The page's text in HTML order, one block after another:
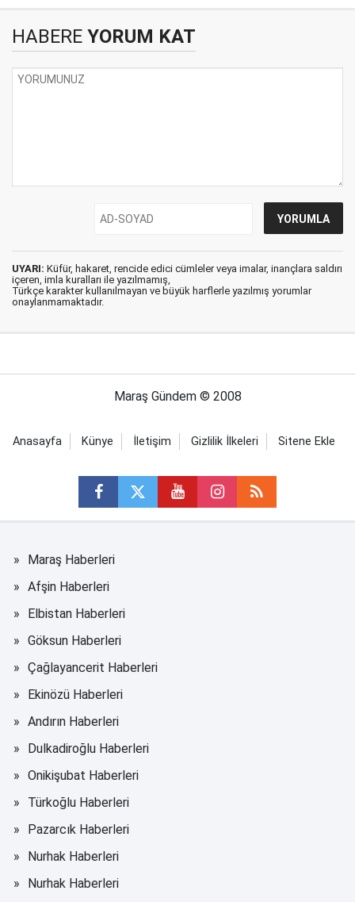
HABERE YORUM KAT
UYARI: Küfür, hakaret, rencide edici cümleler veya imalar, inançlara saldırı
içeren, imla kuralları ile yazılmamış,
Türkçe karakter kullanılmayan ve büyük harflerle yazılmış yorumlar
onaylanmamaktadır.
Maraş Gündem © 2008
Anasayfa Künye İletişim Gizlilik İlkeleri Sitene Ekle
Maraş Haberleri
Afşin Haberleri
Elbistan Haberleri
Göksun Haberleri
Çağlayancerit Haberleri
Ekinözü Haberleri
Andırın Haberleri
Dulkadiroğlu Haberleri
Onikişubat Haberleri
Türkoğlu Haberleri
Pazarcık Haberleri
Nurhak Haberleri
Nurhak Haberleri